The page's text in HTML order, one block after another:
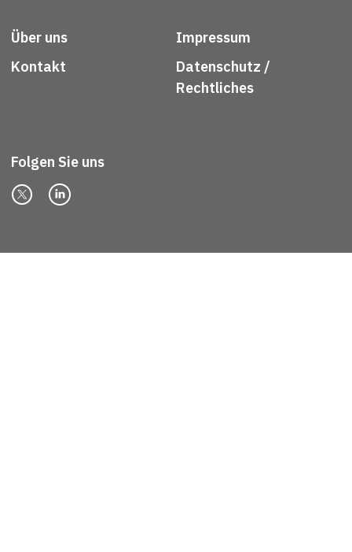
Über uns
Kontakt
Impressum
Datenschutz /
Rechtliches
Folgen Sie uns